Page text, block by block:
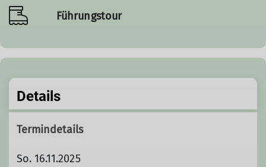
Führungstour
Details
Termindetails
So. 16.11.2025